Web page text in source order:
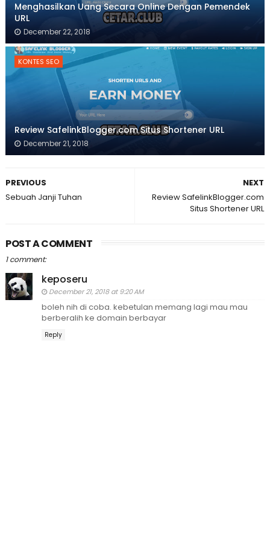
Menghasilkan Uang Secara Online Dengan Pemendek
URL
December 22, 2018
KONTES SEO
Review SafelinkBlogger.com Situs Shortener URL
December 21, 2018
NEXT
Review SafelinkBlogger.com
Situs Shortener URL
PREVIOUS
Sebuah Janji Tuhan
POST A COMMENT
1 comment:
keposeru
December 21, 2018 at 9:20 AM
boleh nih di coba. kebetulan memang lagi mau mau
berberalih ke domain berbayar
Reply